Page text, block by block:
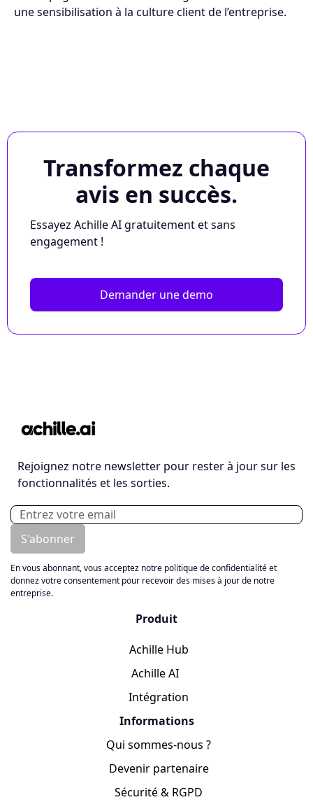
une sensibilisation à la culture client de l’entreprise.
Transformez chaque
avis en succès.
Essayez Achille AI gratuitement et sans
engagement !
Demander une demo
Rejoignez notre newsletter pour rester à jour sur les
fonctionnalités et les sorties.
En vous abonnant, vous acceptez notre politique de confidentialité et
donnez votre consentement pour recevoir des mises à jour de notre
entreprise.
Produit
Achille Hub
Achille AI
Intégration
Informations
Qui sommes-nous ?
Devenir partenaire
Sécurité & RGPD